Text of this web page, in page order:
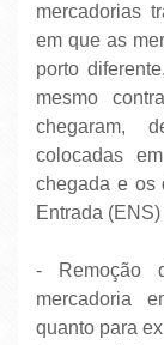
mercadorias
em que as
porto
mesmo
chegaram,
colocadas
chegada e os
Entrada
- Remoção
mercadoria
quanto para